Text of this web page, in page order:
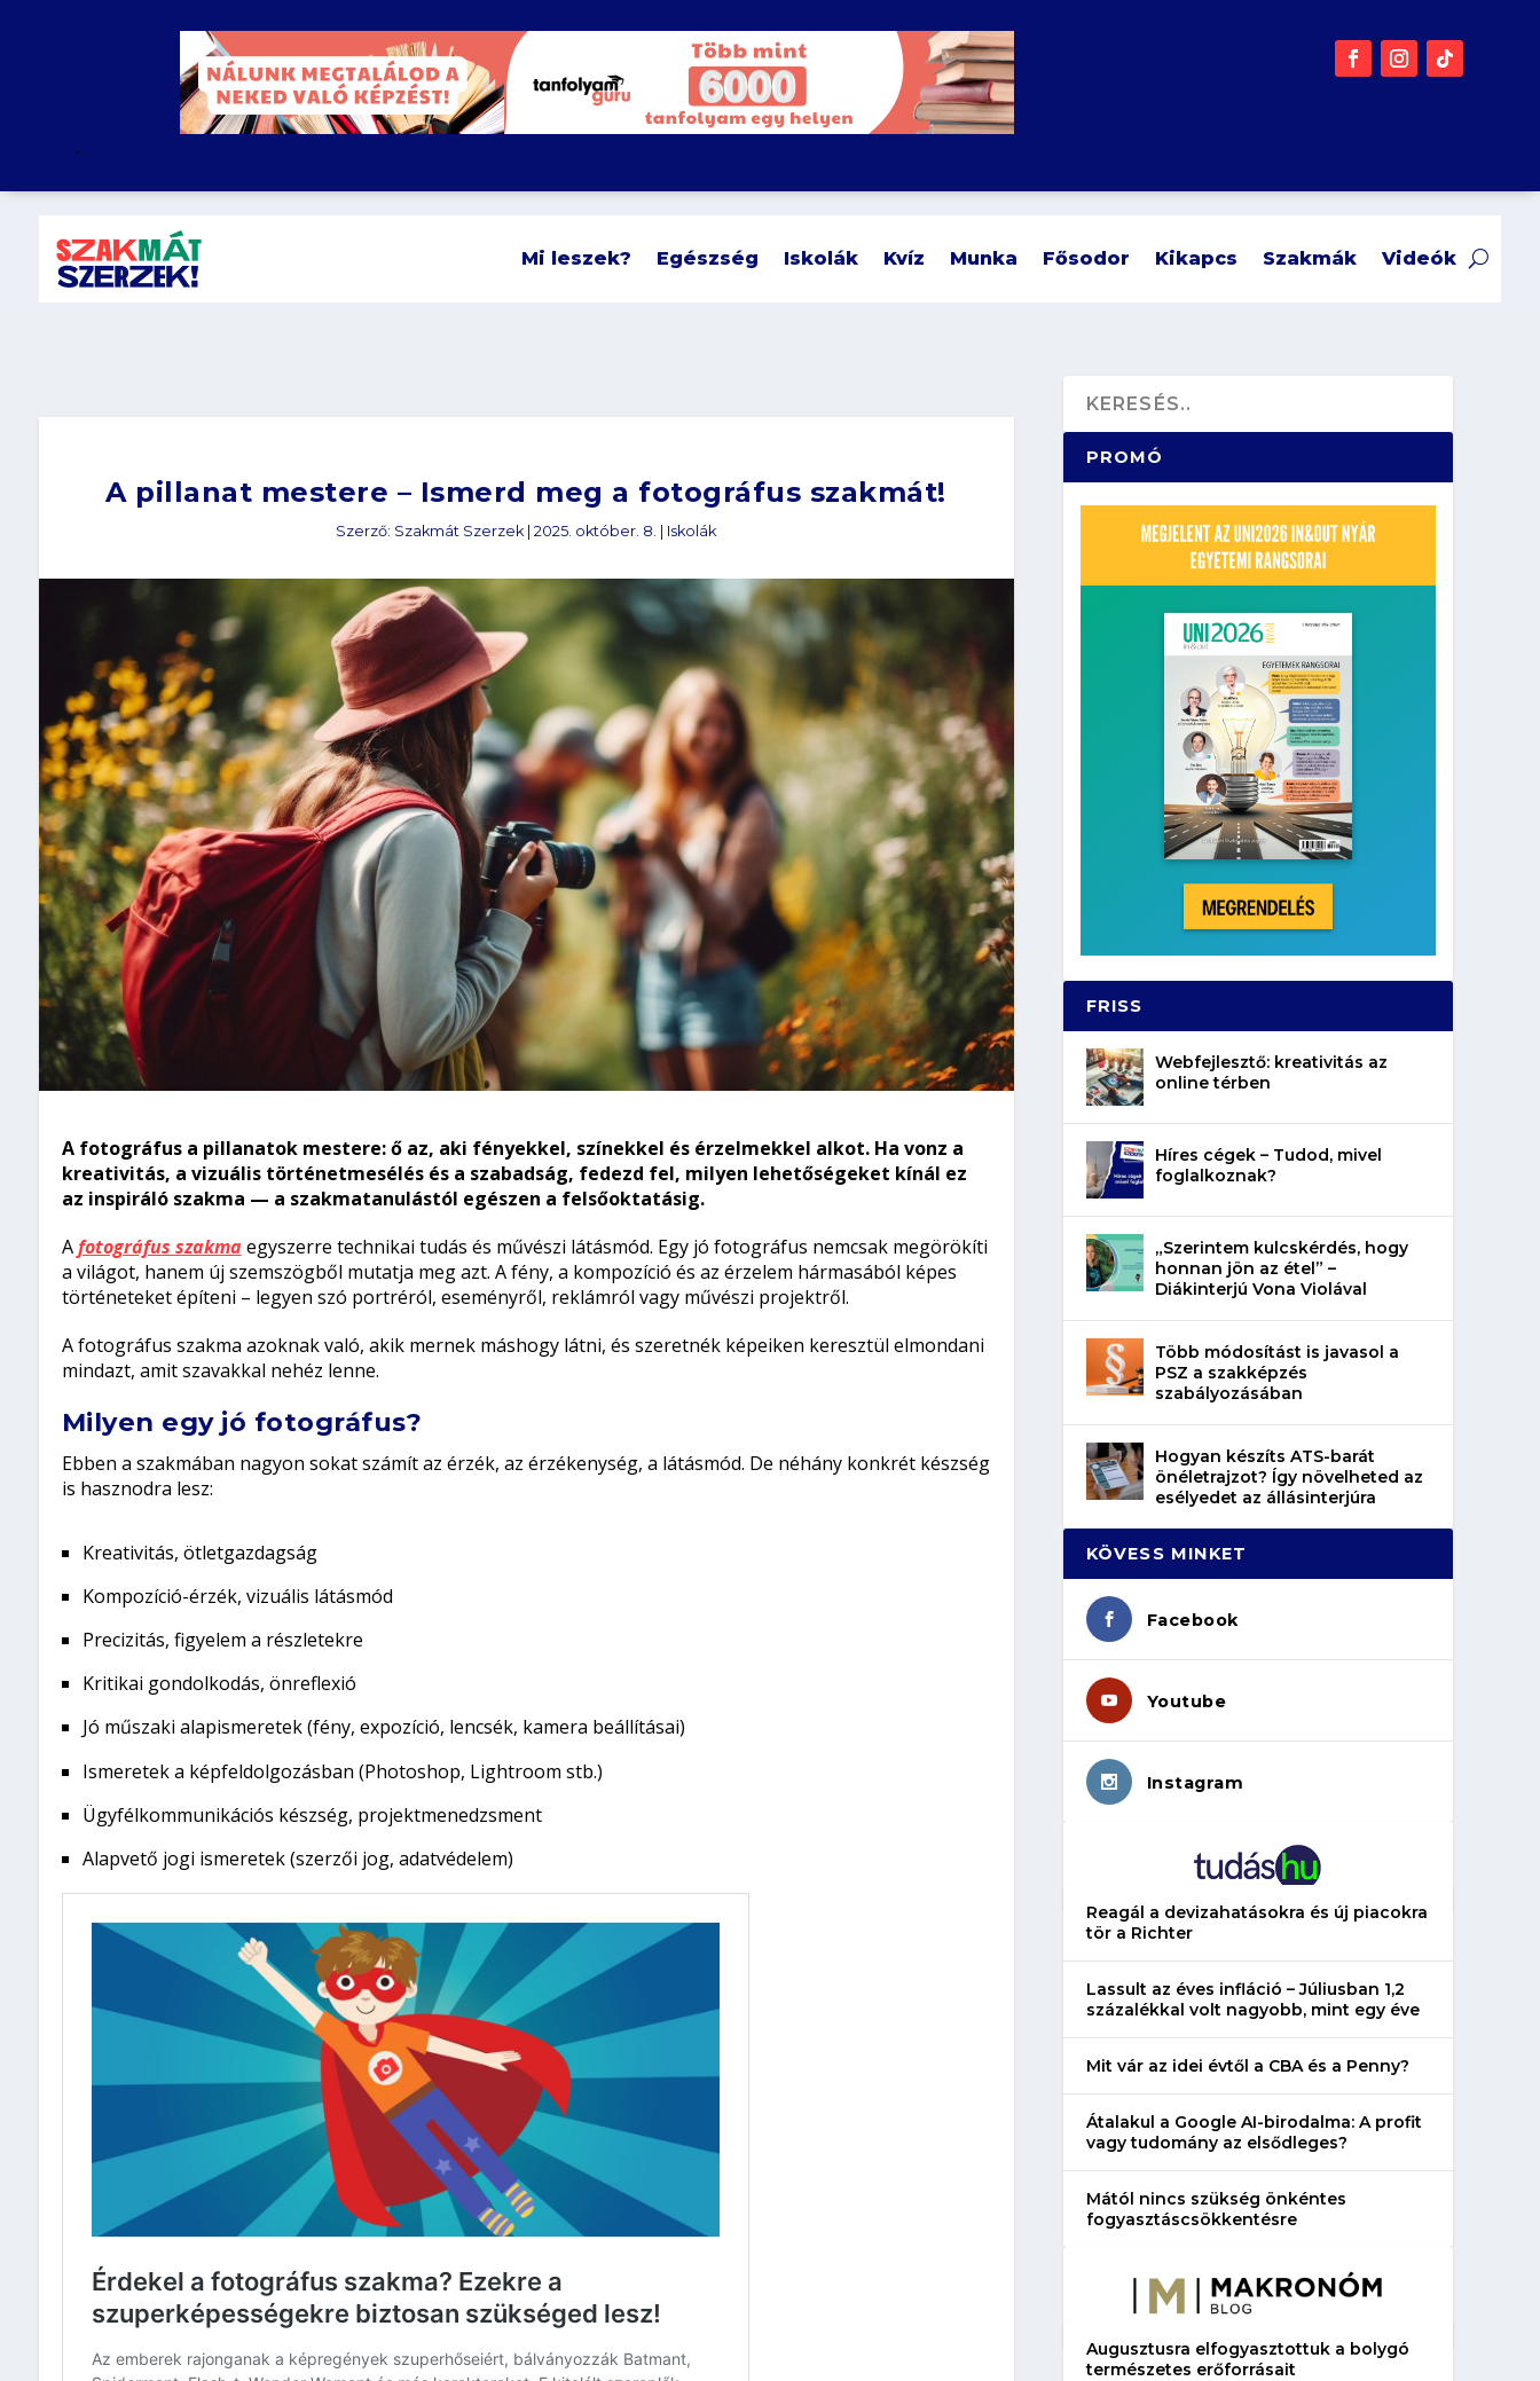
.
Mi leszek? Egészség Iskolák Kvíz Munka Fősodor Kikapcs Szakmák Videók
A pillanat mestere – Ismerd meg a fotográfus szakmát!
Szerző: Szakmát Szerzek|2025. október. 8. Iskolák
A fotográfus a pillanatok mestere: ő az, aki fényekkel, színekkel és érzelmekkel alkot. Ha vonz a
kreativitás, a vizuális történetmesélés és a szabadság, fedezd fel, milyen lehetőségeket kínál ez
az inspiráló szakma — a szakmatanulástól egészen a felsőoktatásig.
Afotográfus szakmaegyszerre technikai tudás és művészi látásmód. Egy jó fotográfus nemcsak megörökíti
a világot, hanem új szemszögből mutatja meg azt. A fény, a kompozíció és az érzelem hármasából képes
történeteket építeni – legyen szó portréról, eseményről, reklámról vagy művészi projektről.
A fotográfus szakma azoknak való, akik mernek máshogy látni, és szeretnék képeiken keresztül elmondani
mindazt, amit szavakkal nehéz lenne.
Milyen egy jó fotográfus?
Ebben a szakmában nagyon sokat számít az érzék, az érzékenység, a látásmód. De néhány konkrét készség
is hasznodra lesz:
Kreativitás, ötletgazdagság
Kompozíció-érzék, vizuális látásmód
Precizitás, figyelem a részletekre
Kritikai gondolkodás, önreflexió
Jó műszaki alapismeretek (fény, expozíció, lencsék, kamera beállításai)
Ismeretek a képfeldolgozásban (Photoshop, Lightroom stb.)
Ügyfélkommunikációs készség, projektmenedzsment
Alapvető jogi ismeretek (szerzői jog, adatvédelem)
PROMÓ
FRISS
Webfejlesztő: kreativitás az
online térben
Híres cégek – Tudod, mivel
foglalkoznak?
„Szerintem kulcskérdés, hogy
honnan jön az étel” –
Diákinterjú Vona Violával
Több módosítást is javasol a
PSZ a szakképzés
szabályozásában
Hogyan készíts ATS-barát
önéletrajzot? Így növelheted az
esélyedet az állásinterjúra
KÖVESS MINKET
Facebook
Youtube
Instagram
Reagál a devizahatásokra és új piacokra
tör a Richter
Lassult az éves infláció – Júliusban 1,2
százalékkal volt nagyobb, mint egy éve
Mit vár az idei évtől a CBA és a Penny?
Átalakul a Google AI-birodalma: A profit
vagy tudomány az elsődleges?
Mától nincs szükség önkéntes
fogyasztáscsökkentésre
Augusztusra elfogyasztottuk a bolygó
természetes erőforrásait